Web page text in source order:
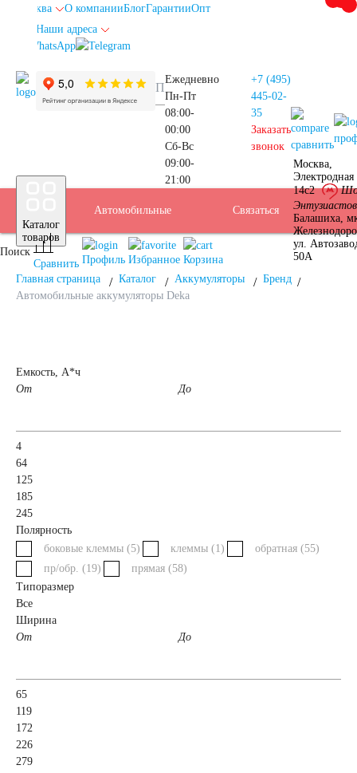
Москва О компанииБлогГарантииОпт
Наши адреса
Ежедневно
Пн-Пт
08:00-
00:00
Сб-Вс
09:00-
21:00
+7 (495)
445-02-
35
Заказать
звонок сравнить
Каталог
товаров
Автомобильные
аккумуляторы
автомобилей
40 А/ч 42 А/ч
Подбор
АКБ
Услуги
Бренды
Доставка
Оплата
Б/У
АКБ
Контакты
Связаться Москва
Москва,
14с2
Энтузиастов
Балашиха,
ул.
50А
Поиск
Сравнить Профиль Избранное Корзина
Главная страница
Каталог Аккумуляторы
Бренд
Автомобильные аккумуляторы Deka
Емкость, А*ч
От
До
4
64
125
185
245
Полярность
боковые клеммы (5) клеммы (1) обратная (55)
пр/обр. (19) прямая (58)
Типоразмер
Все
Ширина
От
До
65
119
172
226
279